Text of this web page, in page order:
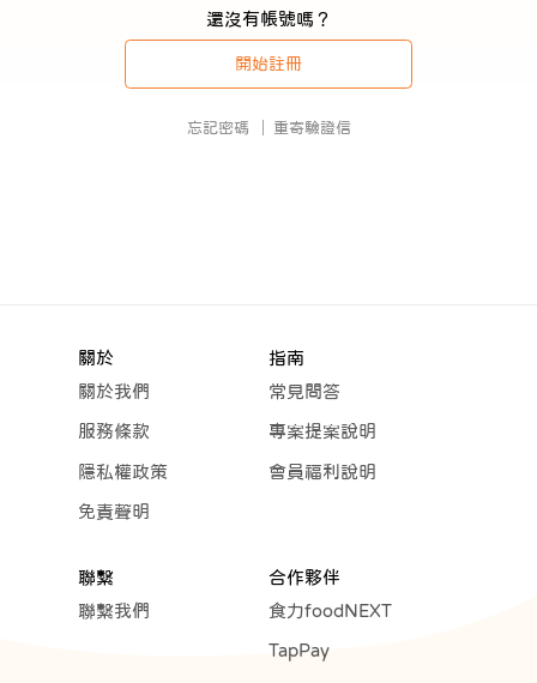
還沒有帳號嗎？
開始註冊
忘記密碼 重寄驗證信
關於
關於我們
服務條款
隱私權政策
免責聲明
指南
常見問答
專案提案說明
會員福利說明
聯繫
聯繫我們
合作夥伴
食力foodNEXT
TapPay